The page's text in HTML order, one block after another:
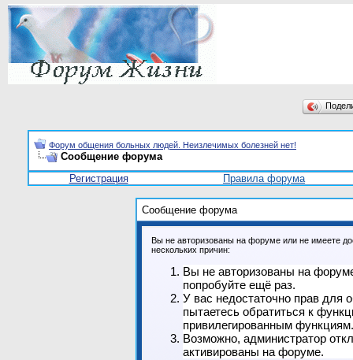
Форум общения больных людей. Неизлечимых болезней нет!
Сообщение форума
Регистрация
Правила форума
Сообщение форума
Вы не авторизованы на форуме или не имеете
нескольких причин:
Вы не авторизованы на
попробуйте ещё раз.
У вас недостаточно прав для
пытаетесь обратиться к
привилегированным функциям.
Возможно, администратор
активированы на форуме.